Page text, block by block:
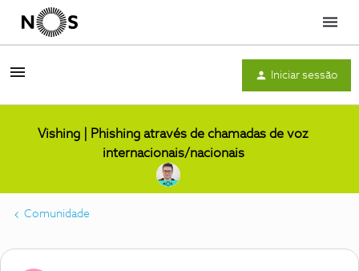
Menu
Iniciar sessão
Vishing | Phishing através de chamadas de voz
internacionais/nacionais
Comunidade